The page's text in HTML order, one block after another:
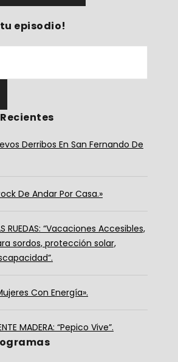
episodio!
Derribos En San Fernando De
De Andar Por Casa.»
RUEDAS: “Vacaciones Accesibles,
sordos, protección solar,
Con Energía».
MADERA: “Pepico Vive”.